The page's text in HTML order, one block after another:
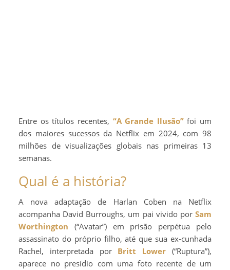
Entre os títulos recentes, “A Grande Ilusão”foi um
dos maiores sucessos da Netflix em 2024, com 98
milhões de visualizações globais nas primeiras 13
semanas.
Qual é a história?
A nova adaptação de Harlan Coben na Netflix
acompanha David Burroughs, um pai vivido por Sam
Worthington (“Avatar”) em prisão perpétua pelo
assassinato do próprio filho, até que sua ex-cunhada
Rachel, interpretada por Britt Lower (“Ruptura”),
aparece no presídio com uma foto recente de um